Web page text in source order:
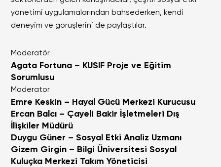
yönetimi uygulamalarından bahsederken, kendi
deneyim ve görüşlerini de paylaştılar.
Moderatör
Agata Fortuna – KUSIF Proje ve Eğitim
Sorumlusu
Moderator
Emre Keskin – Hayal Gücü Merkezi Kurucusu
Ercan Balcı – Çayeli Bakir İşletmeleri Dış
İlişkiler Müdürü
Duygu Güner – Sosyal Etki Analiz Uzmanı
Gizem Girgin – Bilgi Üniversitesi Sosyal
Kuluçka Merkezi Takım Yöneticisi